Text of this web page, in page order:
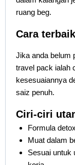
ruang beg.
Cara
Jika anda belum
travel pack ialah
kesesuaiannya
saiz penuh.
Ciri-ciri
Formula
Muat dalam
Sesuai untuk